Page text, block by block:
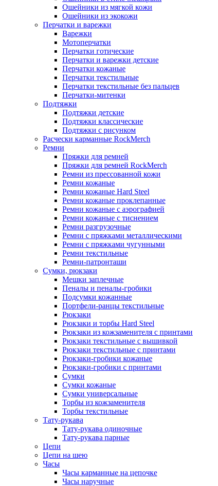
Ошейники из мягкой кожи
Ошейники из экокожи
Перчатки и варежки
Варежки
Мотоперчатки
Перчатки готические
Перчатки и варежки детские
Перчатки кожаные
Перчатки текстильные
Перчатки текстильные без пальцев
Перчатки-митенки
Подтяжки
Подтяжки детские
Подтяжки классические
Подтяжки с рисунком
Расчески карманные RockMerch
Ремни
Пряжки для ремней
Пряжки для ремней RockMerch
Ремни из прессованной кожи
Ремни кожаные
Ремни кожаные Hard Steel
Ремни кожаные проклепанные
Ремни кожаные с аэрографией
Ремни кожаные с тиснением
Ремни разгрузочные
Ремни с пряжками металлическими
Ремни с пряжками чугунными
Ремни текстильные
Ремни-патронташи
Сумки, рюкзаки
Мешки заплечные
Пеналы и пеналы-гробики
Подсумки кожанные
Портфели-ранцы текстильные
Рюкзаки
Рюкзаки и торбы Hard Steel
Рюкзаки из кожзаменителя с принтами
Рюкзаки текстильные с вышивкой
Рюкзаки текстильные с принтами
Рюкзаки-гробики кожаные
Рюкзаки-гробики с принтами
Сумки
Сумки кожаные
Сумки универсальные
Торбы из кожзаменителя
Торбы текстильные
Тату-рукава
Тату-рукава одиночные
Тату-рукава парные
Цепи
Цепи на шею
Часы
Часы карманные на цепочке
Часы наручные